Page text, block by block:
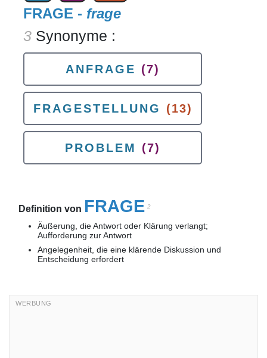
FRAGE - frage
3 Synonyme :
ANFRAGE (7)
FRAGESTELLUNG (13)
PROBLEM (7)
Definition von FRAGE 2
Äußerung, die Antwort oder Klärung verlangt;
Aufforderung zur Antwort
Angelegenheit, die eine klärende Diskussion und
Entscheidung erfordert